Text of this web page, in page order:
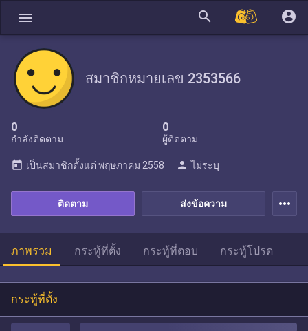
menu search account_circle
สมาชิกหมายเลข 2353566
0
กำลังติดตาม
0
ผู้ติดตาม
ส่งข้อความ
ติดตาม
today เป็นสมาชิกตั้งแต่ พฤษภาคม 2558 person ไม่ระบุ
more_horiz
ภาพรวม กระทู้ที่ตั้ง กระทู้ที่ตอบ กระทู้โปรด
กระทู้ที่ตั้ง